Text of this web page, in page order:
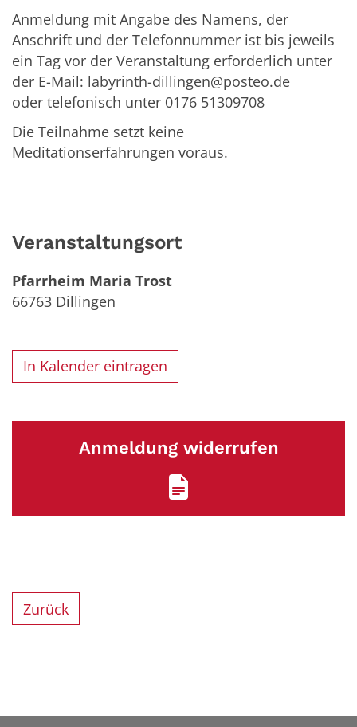
Anmeldung mit Angabe des Namens, der
Anschrift und der Telefonnummer ist bis jeweils
ein Tag vor der Veranstaltung erforderlich unter
der E-Mail: labyrinth-dillingen@posteo.de
oder telefonisch unter 0176 51309708
Die Teilnahme setzt keine
Meditationserfahrungen voraus.
Veranstaltungsort
Pfarrheim Maria Trost
66763 Dillingen
In Kalender eintragen
Anmeldung widerrufen
Zurück